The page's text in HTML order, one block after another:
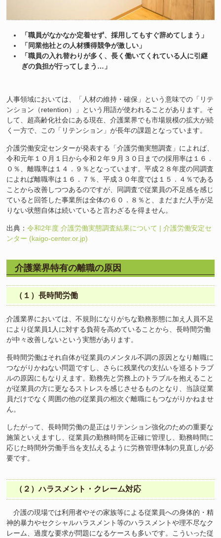
「職員がなかなか定着せず、採用してもすぐ辞めてしまう」
「同業他社との人材獲得競争が激しい」
「職員の入れ替わりが多く、長く働いてくれている人に引継
ぎの負担が行ってしまう…」
人事領域においては、「人材の維持・確保」という意味での「リテ
ンション（retention）」という用語が使われることがあります。そ
して、超高齢化社会にある現在、介護業界でも市場規模の拡大が続
く一方で、この「リテンション」が長年の課題となっています。
介護労働安定センターが発表する「介護労働実態調査」によれば、
令和元年１０月１日から令和２年９月３０日までの採用率は１６．
０％、離職率は１４．９％となっています。平成２８年度の同調査
によれば離職率は１６．７％、平成３０年度では１５．４％である
ことから改善しつつあるのですが、同調査で従業員の不足感を感じ
ていると回答した事業所は全体の６０．８％と、まだまだ人手が足
りない状態自体は続いていると言わざるを得ません。
出典：令和2年度 介護労働実態調査結果について | 介護労働安定セ
ンター (kaigo-center.or.jp)
介護業界特有の離職の原因
（１）長時間労働
介護業界においては、不規則になりがちな勤務形態に加え人員不足
により従業員1人に対する負荷を高めていることから、長時間労働
が中々改善しないという実態があります。
長時間労働はそれ自体が従業員のメンタル不調の原因となり離職に
つながりかねない問題ですし、さらに残業代の支払いを巡るトラブ
ルの原因にもなりえます。勤務先と労務上のトラブルを抱えること
が従業員の方に更なるストレスを感じさせるものとなり、当該従業
員だけでなく周囲の他の従業員の相次ぐ離職にもつながりかねませ
ん。
したがって、長時間労働の是正はリテンション強化のための重要な
施策といえますし、従業員の勤務時間を正確に管理し、勤務時間に
応じた時間外労働手当を支払えるように労務管理体制の見直しが必
要です。
（２）ハラスメント・クレーム対応
介護の現場では利用者やその家族等による従業員への身体的・精
神的暴力やセクシャルハラスメント等のハラスメントや理不尽なク
レーム、過度な要求が問題になるケースも多いです。こういった従